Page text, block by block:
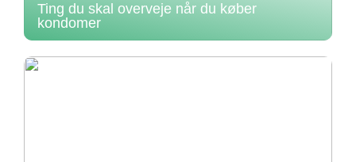
Ting du skal overveje når du køber
kondomer